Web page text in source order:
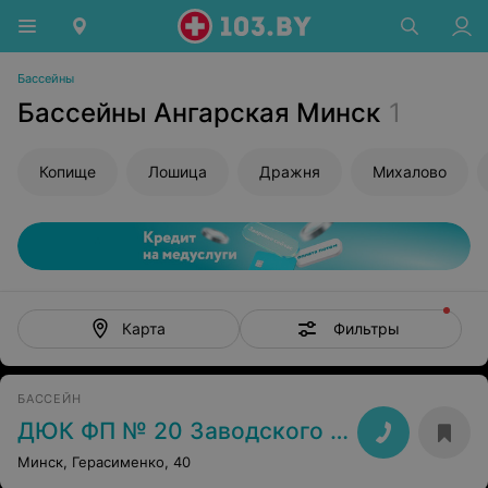
Бассейны
Бассейны Ангарская Минск 1
Копище Лошица Дражня Михалово
Карта Фильтры
БАССЕЙН
ДЮК ФП № 20 Заводского района
Минск, Герасименко, 40